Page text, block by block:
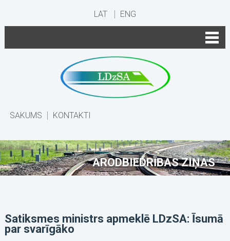
LAT ENG
SĀKUMS KONTAKTI
ARODBIEDRĪBAS ZIŅAS
Satiksmes ministrs apmeklē LDzSA: Īsumā
par svarīgāko